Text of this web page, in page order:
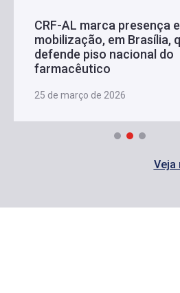
CRF-AL marca presença
mobilização, em Brasília,
defende piso nacional do
farmacêutico
25 de março de 2026
Veja